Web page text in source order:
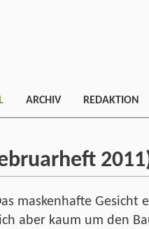
ARCHIV REDAKTION
maskenhafte Gesicht
aber kaum um den